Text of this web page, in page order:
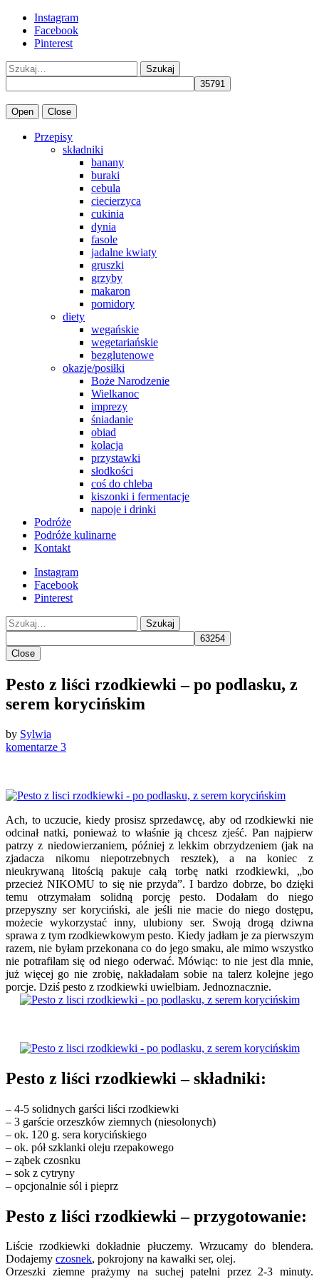
Instagram
Facebook
Pinterest
Szukaj
Open Close
Przepisy
składniki
banany
buraki
cebula
ciecierzyca
cukinia
dynia
fasole
jadalne kwiaty
gruszki
grzyby
makaron
pomidory
diety
wegańskie
wegetariańskie
bezglutenowe
okazje/posiłki
Boże Narodzenie
Wielkanoc
imprezy
śniadanie
obiad
kolacja
przystawki
słodkości
coś do chleba
kiszonki i fermentacje
napoje i drinki
Podróże
Podróże kulinarne
Kontakt
Instagram
Facebook
Pinterest
Szukaj
Close
Pesto z liści rzodkiewki – po podlasku, z
serem korycińskim
by Sylwia
komentarze 3
Ach, to uczucie, kiedy prosisz sprzedawcę, aby od rzodkiewki nie
odcinał natki, ponieważ to właśnie ją chcesz zjeść. Pan najpierw
patrzy z niedowierzaniem, później z lekkim obrzydzeniem (jak na
zjadacza nikomu niepotrzebnych resztek), a na koniec z
nieukrywaną litością pakuje całą torbę natki rzodkiewki, „bo
przecież NIKOMU to się nie przyda”. I bardzo dobrze, bo dzięki
temu otrzymałam solidną porcję pesto. Dodałam do niego
przepyszny ser koryciński, ale jeśli nie macie do niego dostępu,
możecie wykorzystać inny, ulubiony ser. Swoją drogą dziwna
sprawa z tym rzodkiewkowym pesto. Kiedy jadłam je za pierwszym
razem, nie byłam przekonana co do jego smaku, ale mimo wszystko
nie potrafiłam się od niego oderwać. Mówiąc: to nie jest dla mnie,
już więcej go nie zrobię, nakładałam sobie na talerz kolejne jego
porcje. Dziś pesto z rzodkiewki uwielbiam. Jednoznacznie.
Pesto z liści rzodkiewki – składniki:
– 4-5 solidnych garści liści rzodkiewki
– 3 garście orzeszków ziemnych (niesolonych)
– ok. 120 g. sera korycińskiego
– ok. pół szklanki oleju rzepakowego
– ząbek czosnku
– sok z cytryny
– opcjonalnie sól i pieprz
Pesto z liści rzodkiewki – przygotowanie:
Liście rzodkiewki dokładnie płuczemy. Wrzucamy do blendera.
Dodajemy czosnek, pokrojony na kawałki ser, olej.
Orzeszki ziemne prażymy na suchej patelni przez 2-3 minuty.